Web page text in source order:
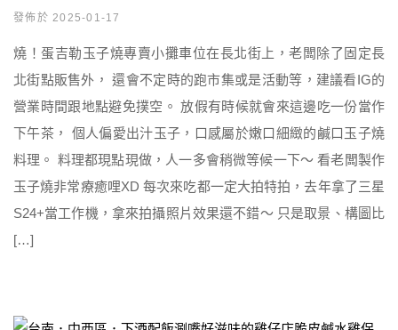
發佈於 2025-01-17
燒！蛋吉勒玉子燒專賣小攤車位在長北街上，老闆除了固定長
北街點販售外， 還會不定時的跑市集或是活動等，建議看IG的
營業時間跟地點避免撲空。 放假有時候就會來這邊吃一份當作
下午茶， 個人偏愛出汁玉子，口感屬於嫩口細緻的鹹口玉子燒
料理。 料理都現點現做，人一多會稍微等候一下～ 看老闆製作
玉子燒非常療癒哩XD 每次來吃都一定大拍特拍，去年拿了三星
S24+當工作機，拿來拍攝照片效果還不錯～ 只是取景、構圖比
[…]